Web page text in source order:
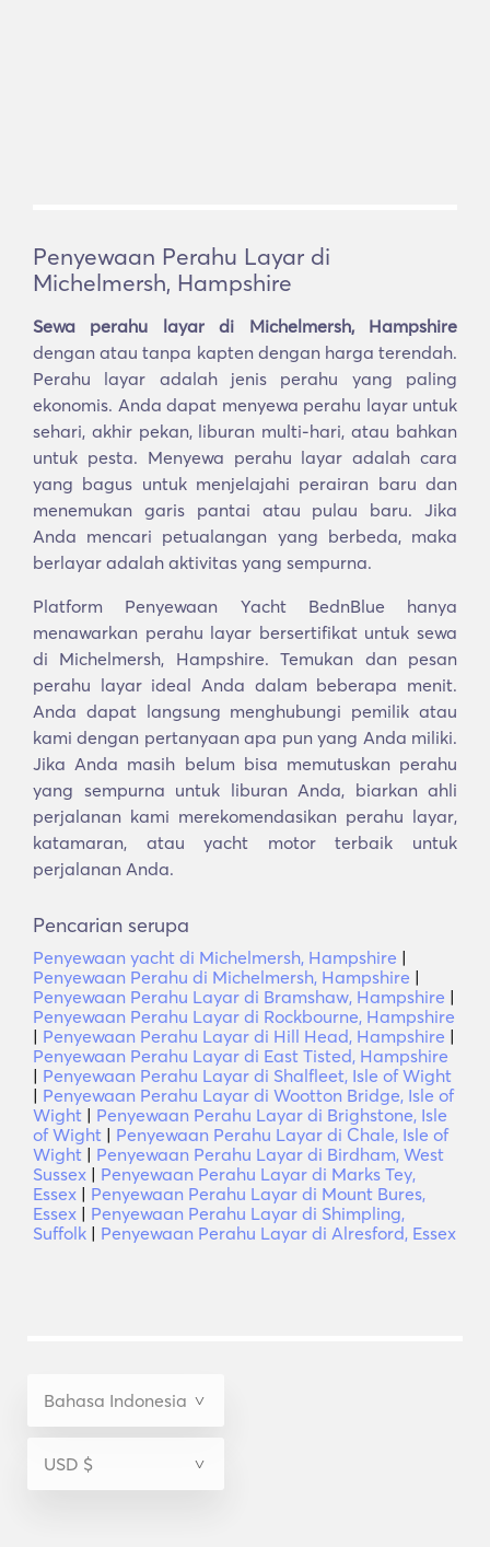
Penyewaan Perahu Layar di
Michelmersh, Hampshire
Sewa perahu layar di Michelmersh, Hampshire
dengan atau tanpa kapten dengan harga terendah.
Perahu layar adalah jenis perahu yang paling
ekonomis. Anda dapat menyewa perahu layar untuk
sehari, akhir pekan, liburan multi-hari, atau bahkan
untuk pesta. Menyewa perahu layar adalah cara
yang bagus untuk menjelajahi perairan baru dan
menemukan garis pantai atau pulau baru. Jika
Anda mencari petualangan yang berbeda, maka
berlayar adalah aktivitas yang sempurna.
Platform Penyewaan Yacht BednBlue hanya
menawarkan perahu layar bersertifikat untuk sewa
di Michelmersh, Hampshire. Temukan dan pesan
perahu layar ideal Anda dalam beberapa menit.
Anda dapat langsung menghubungi pemilik atau
kami dengan pertanyaan apa pun yang Anda miliki.
Jika Anda masih belum bisa memutuskan perahu
yang sempurna untuk liburan Anda, biarkan ahli
perjalanan kami merekomendasikan perahu layar,
katamaran, atau yacht motor terbaik untuk
perjalanan Anda.
Pencarian serupa
Penyewaan yacht di Michelmersh, Hampshire |
Penyewaan Perahu di Michelmersh, Hampshire |
Penyewaan Perahu Layar di Bramshaw, Hampshire |
Penyewaan Perahu Layar di Rockbourne, Hampshire
| Penyewaan Perahu Layar di Hill Head, Hampshire |
Penyewaan Perahu Layar di East Tisted, Hampshire
| Penyewaan Perahu Layar di Shalfleet, Isle of Wight
| Penyewaan Perahu Layar di Wootton Bridge, Isle of
Wight | Penyewaan Perahu Layar di Brighstone, Isle
of Wight | Penyewaan Perahu Layar di Chale, Isle of
Wight | Penyewaan Perahu Layar di Birdham, West
Sussex | Penyewaan Perahu Layar di Marks Tey,
Essex | Penyewaan Perahu Layar di Mount Bures,
Essex | Penyewaan Perahu Layar di Shimpling,
Suffolk | Penyewaan Perahu Layar di Alresford, Essex